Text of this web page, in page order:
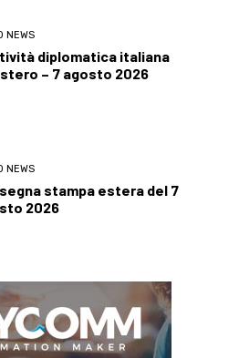
NEWS
diplomatica italiana
– 7 agosto 2026
NEWS
stampa estera del 7
2026